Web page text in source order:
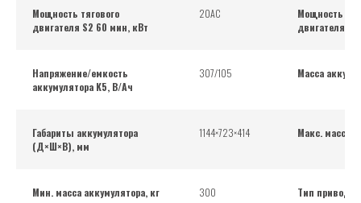
Мощность тягового
двигателя S2 60 мин, кВт
20AC
Мощность
двигателя
Напряжение/емкость
аккумулятора K5, В/Ач
307/105 Масса
Габариты аккумулятора
(Д×Ш×В), мм
1144×723×414 Макс. масса
Мин. масса аккумулятора, кг 300 Тип привода